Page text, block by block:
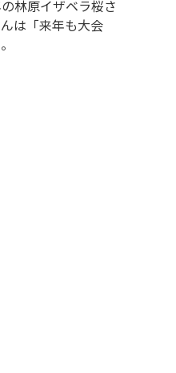
林原イザベラ桜さ
は「来年も大会